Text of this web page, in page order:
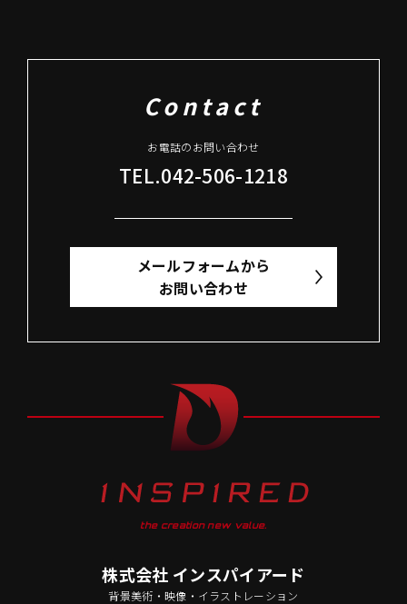
Contact
お電話のお問い合わせ
TEL.042-506-1218
メールフォームから
お問い合わせ
the creation new value.
株式会社 インスパイアード
背景美術・映像・イラストレーション